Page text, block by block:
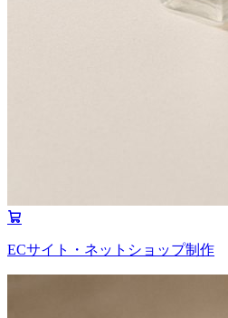
ECサイト・ネットショップ制作